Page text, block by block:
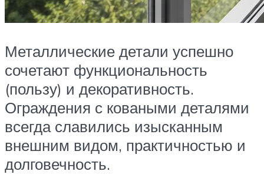
Металлические детали успешно
сочетают функциональность
(пользу) и декоративность.
Ограждения с коваными деталями
всегда славились изысканным
внешним видом, практичностью и
долговечность.